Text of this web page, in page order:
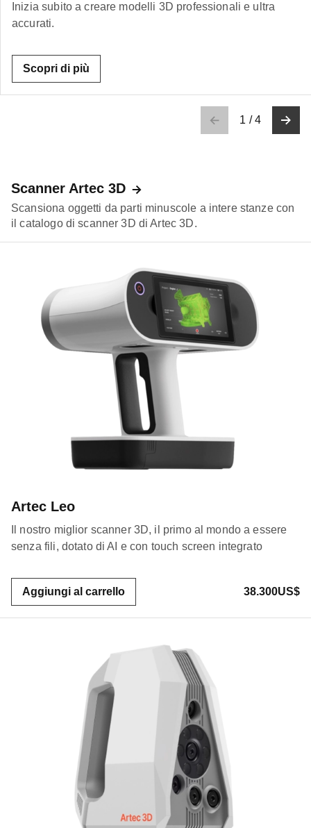
Inizia subito a creare modelli 3D professionali e ultra
accurati.
Scopri di più
1 /4
Scanner Artec 3D
Scansiona oggetti da parti minuscole a intere stanze con
il catalogo di scanner 3D di Artec 3D.
Artec Leo
Il nostro miglior scanner 3D, il primo al mondo a essere
senza fili, dotato di AI e con touch screen integrato
Aggiungi al carrello 38.300US$